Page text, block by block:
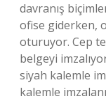
davranış
ofise giderken,
oturuyor. Cep
belgeyi
siyah kalemle
kalemle